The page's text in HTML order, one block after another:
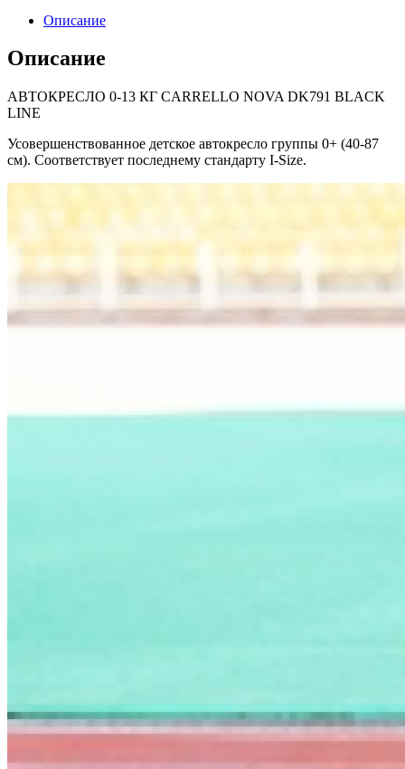
КГ
CARRELLO
DK791
BLACK
Описание
Описание
АВТОКРЕСЛО 0-13 КГ CARRELLO NOVA DK791 BLACK
LINE
Усовершенствованное детское автокресло группы 0+ (40-87
см). Соответствует последнему стандарту I-Size.